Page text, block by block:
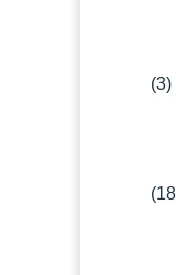
(3)